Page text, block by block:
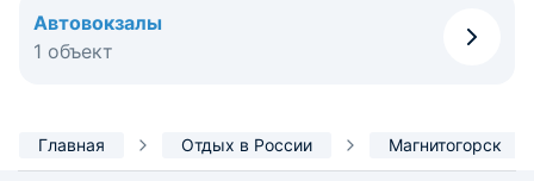
Автовокзалы
1 объект
Главная Отдых в России Магнитогорск